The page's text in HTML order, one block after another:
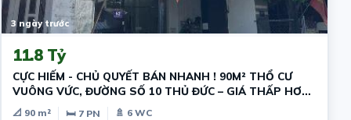
3 ngày trước
11.8 Tỷ
CỰC HIẾM - CHỦ QUYẾT BÁN NHANH ! 90M² THỔ CƯ
VUÔNG VỨC, ĐƯỜNG SỐ 10 THỦ ĐỨC – GIÁ THẤP HƠN
THỊ TRƯỜNG - DÒNG TIỀN SẴN
📐 90 m² 🛏 7 PN
🚿 6 WC